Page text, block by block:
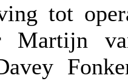
tot
Martijn